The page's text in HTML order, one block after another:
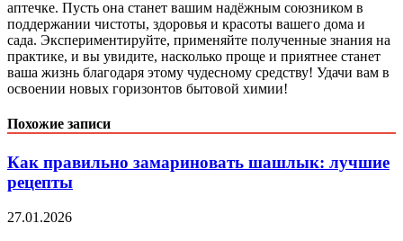
аптечке. Пусть она станет вашим надёжным союзником в
поддержании чистоты, здоровья и красоты вашего дома и
сада. Экспериментируйте, применяйте полученные знания на
практике, и вы увидите, насколько проще и приятнее станет
ваша жизнь благодаря этому чудесному средству! Удачи вам в
освоении новых горизонтов бытовой химии!
Похожие записи
Как правильно замариновать шашлык: лучшие
рецепты
27.01.2026